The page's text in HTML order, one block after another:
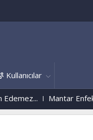
Kullanıcılar
Mantar Enfeksiyonu